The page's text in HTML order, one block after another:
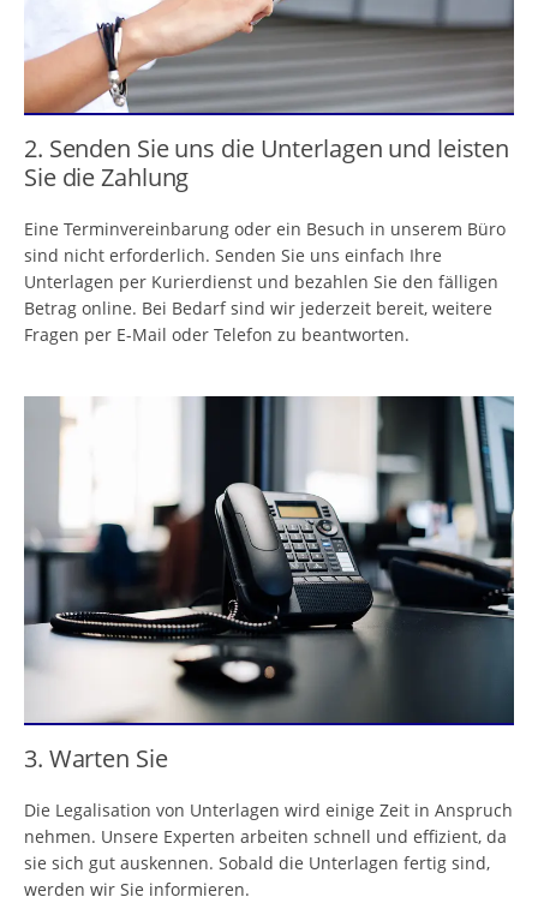
2. Senden Sie uns die Unterlagen und leisten
Sie die Zahlung
Eine Terminvereinbarung oder ein Besuch in unserem Büro
sind nicht erforderlich. Senden Sie uns einfach Ihre
Unterlagen per Kurierdienst und bezahlen Sie den fälligen
Betrag online. Bei Bedarf sind wir jederzeit bereit, weitere
Fragen per E-Mail oder Telefon zu beantworten.
3. Warten Sie
Die Legalisation von Unterlagen wird einige Zeit in Anspruch
nehmen. Unsere Experten arbeiten schnell und effizient, da
sie sich gut auskennen. Sobald die Unterlagen fertig sind,
werden wir Sie informieren.